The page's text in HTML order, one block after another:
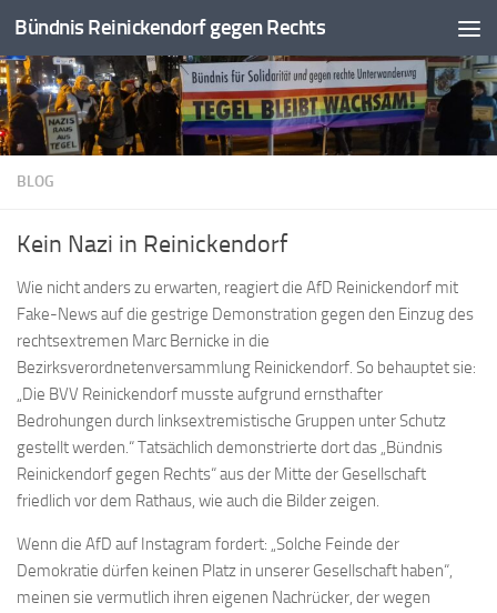
Zum Inhalt springen
Bündnis Reinickendorf gegen Rechts
BLOG
Kein Nazi in Reinickendorf
Wie nicht anders zu erwarten, reagiert die AfD Reinickendorf mit
Fake-News auf die gestrige Demonstration gegen den Einzug des
rechtsextremen Marc Bernicke in die
Bezirksverordnetenversammlung Reinickendorf. So behauptet sie:
„Die BVV Reinickendorf musste aufgrund ernsthafter
Bedrohungen durch linksextremistische Gruppen unter Schutz
gestellt werden.“ Tatsächlich demonstrierte dort das „Bündnis
Reinickendorf gegen Rechts“ aus der Mitte der Gesellschaft
friedlich vor dem Rathaus, wie auch die Bilder zeigen.
Wenn die AfD auf Instagram fordert: „Solche Feinde der
Demokratie dürfen keinen Platz in unserer Gesellschaft haben“,
meinen sie vermutlich ihren eigenen Nachrücker, der wegen